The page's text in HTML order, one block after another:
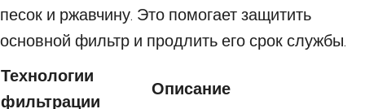
песок и ржавчину. Это помогает защитить
основной фильтр и продлить его срок службы.
Технологии
фильтрации
Описание